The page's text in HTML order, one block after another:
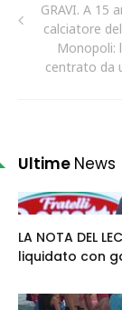
GRAVI. A 15
calciatore
Monopoli:
centrato da
Ultime News
LA NOTA DEL
liquidato con